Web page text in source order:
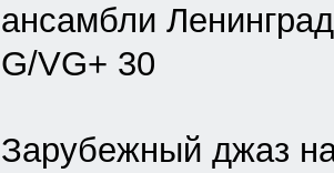
ансамбли
G/VG+ 30
Зарубежный джаз